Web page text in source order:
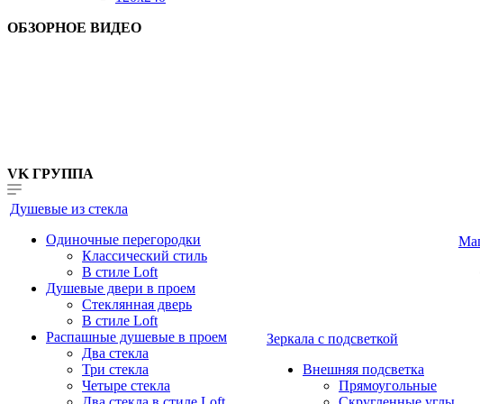
ОБЗОРНОЕ ВИДЕО
VK ГРУППА
Душевые из стекла
Одиночные перегородки
Классический стиль
В стиле Loft
Душевые двери в проем
Стеклянная дверь
В стиле Loft
Распашные душевые в проем
Два стекла
Три стекла
Четыре стекла
Зеркала с подсветкой
Внешняя подсветка
Прямоугольные